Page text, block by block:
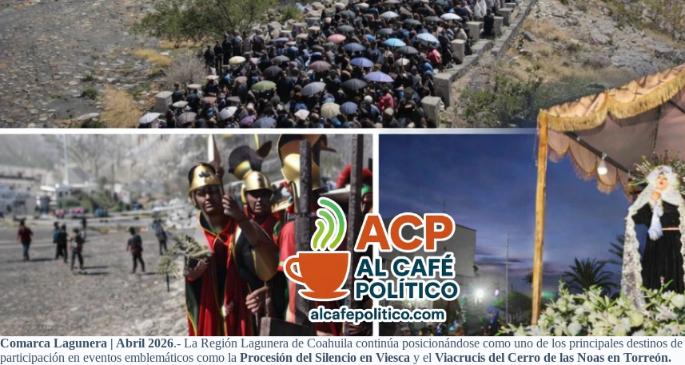
Comarca Lagunera | Abril 2026.- La Región Lagunera de Coahuila continúa posicionándose como uno de los principales destinos de
participación en eventos emblemáticos como la Procesión del Silencio en Viesca y el Viacrucis del Cerro de las Noas en Torreón.